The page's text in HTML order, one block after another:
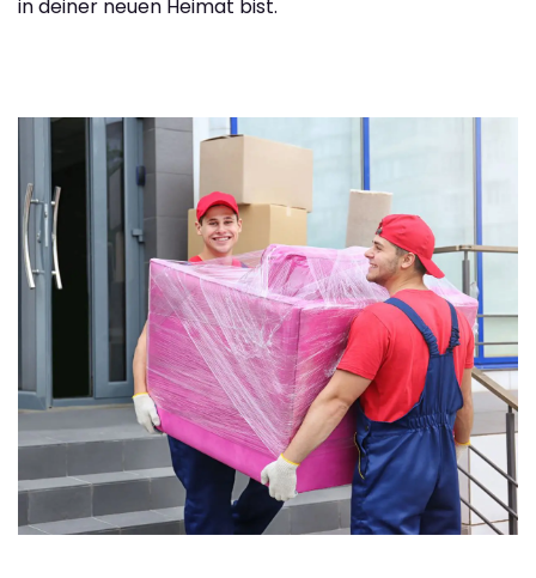
in deiner neuen Heimat bist.